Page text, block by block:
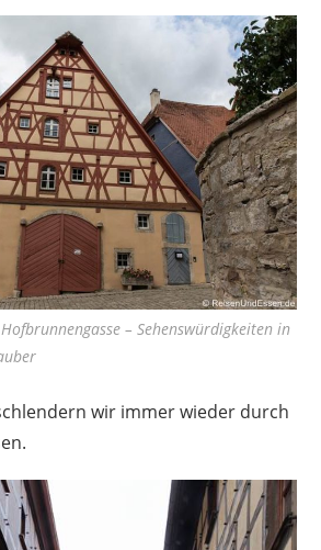
– Sehenswürdigkeiten in
wir immer wieder durch